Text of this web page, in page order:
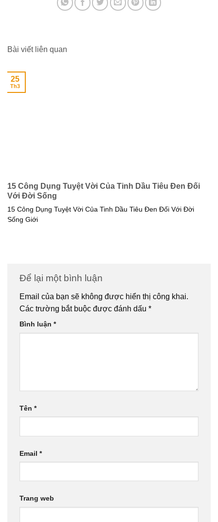
Bài viết liên quan
15 Công Dụng Tuyệt Vời Của Tinh Dầu Tiêu Đen Đối
Với Đời Sống
15 Công Dụng Tuyệt Vời Của Tinh Dầu Tiêu Đen Đối Với Đời
Sống Giới
25
Th3
Để lại một bình luận
Email của bạn sẽ không được hiển thị công khai.
Các trường bắt buộc được đánh dấu *
Bình luận *
Tên *
Email *
Trang web